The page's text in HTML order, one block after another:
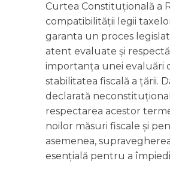
Curtea Constituțională a
compatibilității legii
garanta un proces
atent evaluate și
importanța unei evaluări
stabilitatea fiscală a țării.
declarată
respectarea acestor
noilor măsuri fiscale și
asemenea,
esențială pentru a